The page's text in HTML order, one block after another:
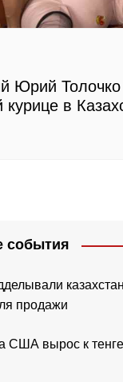
Юрий
курице в
события
продажи
США вырос к